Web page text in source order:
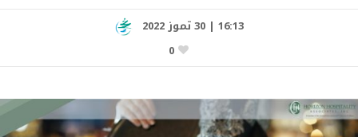
16:13 | 30 تموز 2022
0